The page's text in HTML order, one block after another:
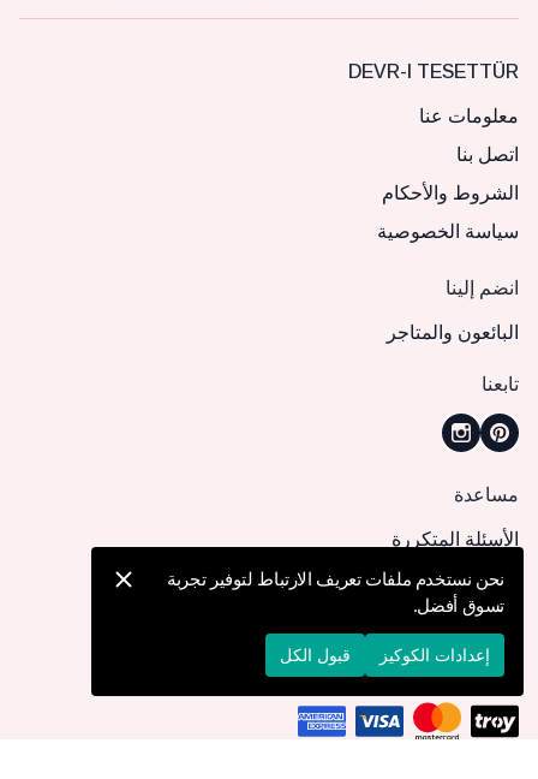
DEVR-I TESETTÜR
معلومات عنا
اتصل بنا
الشروط والأحكام
سياسة الخصوصية
انضم إلينا
البائعون والمتاجر
تابعنا
مساعدة
الأسئلة المتكررة
كيف يمكنني تقديم طلب؟
الشحن والتوصيل
الإرجاع والإلغاء
نحن نستخدم ملفات تعريف الارتباط لتوفير تجربة
تسوق أفضل.
إعدادات الكوكيز قبول الكل